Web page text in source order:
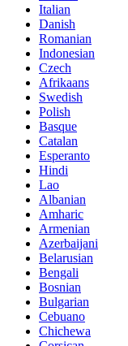
Italian
Danish
Romanian
Indonesian
Czech
Afrikaans
Swedish
Polish
Basque
Catalan
Esperanto
Hindi
Lao
Albanian
Amharic
Armenian
Azerbaijani
Belarusian
Bengali
Bosnian
Bulgarian
Cebuano
Chichewa